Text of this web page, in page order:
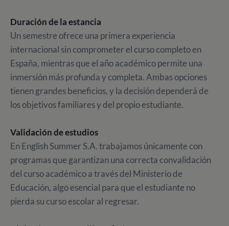
Duración de la estancia
Un semestre ofrece una primera experiencia
internacional sin comprometer el curso completo en
España, mientras que el año académico permite una
inmersión más profunda y completa. Ambas opciones
tienen grandes beneficios, y la decisión dependerá de
los objetivos familiares y del propio estudiante.
Validación de estudios
En English Summer S.A. trabajamos únicamente con
programas que garantizan una correcta convalidación
del curso académico a través del Ministerio de
Educación, algo esencial para que el estudiante no
pierda su curso escolar al regresar.